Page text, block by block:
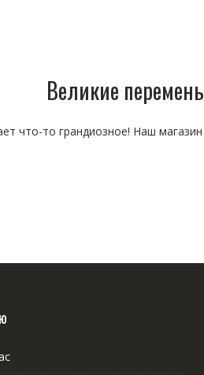
Великие
что-то грандиозное! Наш